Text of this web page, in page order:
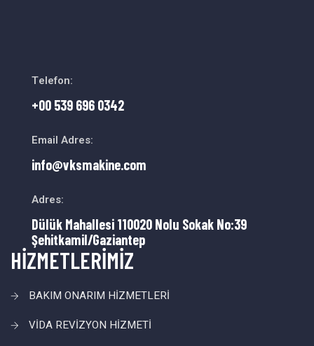
Telefon:
+00 539 696 0342
Email Adres:
info@vksmakine.com
Adres:
Dülük Mahallesi 110020 Nolu Sokak No:39
Şehitkamil/Gaziantep
HİZMETLERİMİZ
BAKIM ONARIM HİZMETLERİ
VİDA REVİZYON HİZMETİ